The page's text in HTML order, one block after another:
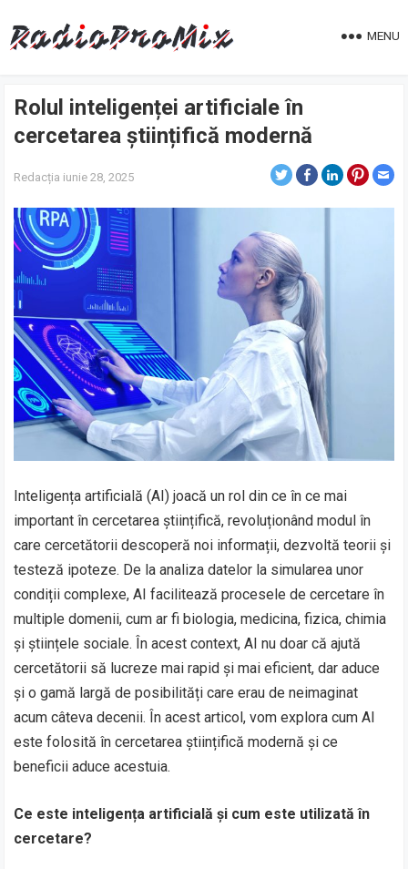
MENU
Rolul inteligenței artificiale în
cercetarea științifică modernă
Redacția iunie 28, 2025
Inteligența artificială (AI) joacă un rol din ce în ce mai
important în cercetarea științifică, revoluționând modul în
care cercetătorii descoperă noi informații, dezvoltă teorii și
testeză ipoteze. De la analiza datelor la simularea unor
condiții complexe, AI facilitează procesele de cercetare în
multiple domenii, cum ar fi biologia, medicina, fizica, chimia
și științele sociale. În acest context, AI nu doar că ajută
cercetătorii să lucreze mai rapid și mai eficient, dar aduce
și o gamă largă de posibilități care erau de neimaginat
acum câteva decenii. În acest articol, vom explora cum AI
este folosită în cercetarea științifică modernă și ce
beneficii aduce acestuia.
Ce este inteligența artificială și cum este utilizată în
cercetare?